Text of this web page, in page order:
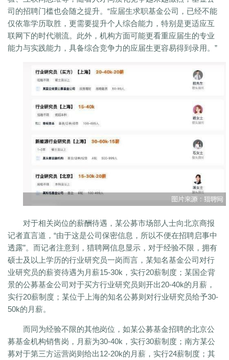
司的招聘门槛也会随之提升。“应届生求职基金公司，已经不能
仅依靠学历取胜，更需要提升个人综合能力，特别是更适应互
联网下的时代潮流。此外，机构方面可能更看重应届生的专业
能力与实践能力，具备综合竞争力的应届生更容易得到录用。”
对于相关岗位的薪酬待遇，某公募市场部人士向北京商报
记者直言道，“由于这是公司保密信息，所以不便在招聘启事中
透露”。而记者注意到，猎聘网信息显示，对于经验不限，拥有
硕士及以上学历的行业研究员一岗而言，某知名基金公司对行
业研究员的薪资待遇为月薪15-30k，实行20薪制度；某国企背
景的公募基金公司对于买方行业研究员则开出20-40k的月薪，
实行20薪制度；某位于上海的知名公募则对行业研究员给予30-
50k的月薪。
而同为经验不限的其他岗位，如某公募基金招聘的北京公
募基金机构销售岗，月薪为30-40k，实行30薪制度；南方某公
募对于第三方运营岗则给出12-20k的月薪，实行24薪制度；其